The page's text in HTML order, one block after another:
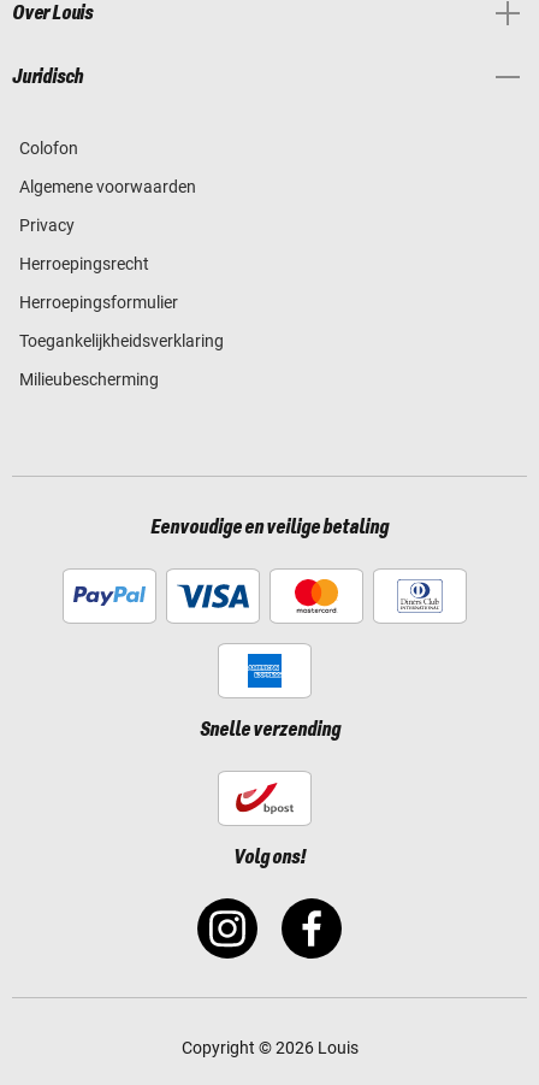
Over Louis
Juridisch
Colofon
Algemene voorwaarden
Privacy
Herroepingsrecht
Herroepingsformulier
Toegankelijkheidsverklaring
Milieubescherming
Eenvoudige en veilige betaling
Snelle verzending
Volg ons!
Copyright © 2026 Louis